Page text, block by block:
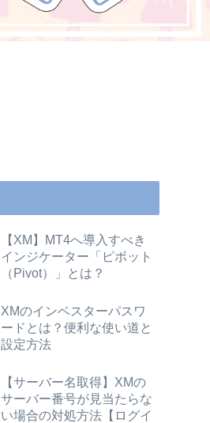
【XM】MT4へ導入すべき
インジケーター「ピボット
（Pivot）」とは？
XMのインベスターパスワ
ードとは？便利な使い道と
設定方法
【サーバー名取得】XMの
サーバー番号が見当たらな
い場合の対処方法【ログイ